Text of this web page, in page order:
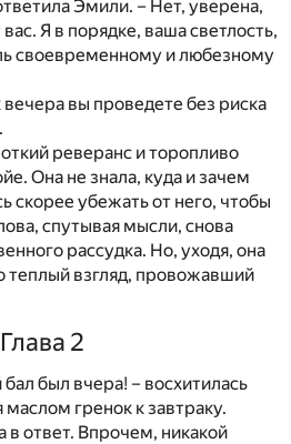
Эмили. – Нет, уверена,
Я в порядке, ваша светлость,
своевременному и любезному
вы проведете без риска
реверанс и торопливо
Она не знала, куда и зачем
скорее убежать от него, чтобы
спутывая мысли, снова
рассудка. Но, уходя, она
теплый взгляд, провожавший
Глава 2
был вчера! – восхитилась
гренок к завтраку.
ответ. Впрочем, никакой